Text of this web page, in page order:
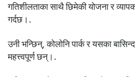
गतिशीलताका साथै छिमेकी योजना र
गर्दछ।.
उनी भन्छिन्, कोलोनि पार्क र यसका
महत्त्वपूर्ण छन्।.